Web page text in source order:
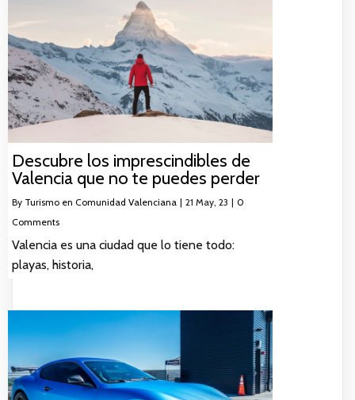
Descubre los imprescindibles de
Valencia que no te puedes perder
By Turismo en Comunidad Valenciana | 21 May, 23 | 0
Comments
Valencia es una ciudad que lo tiene todo:
playas, historia,